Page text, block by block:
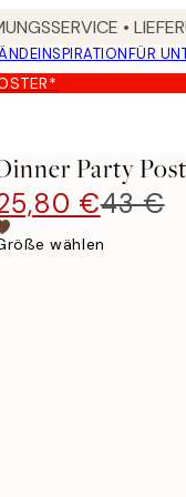
•
INSPIRATIONFÜR
Party
€43 €
wählen